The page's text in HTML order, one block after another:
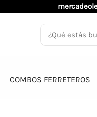
COMBOS FERRETEROS